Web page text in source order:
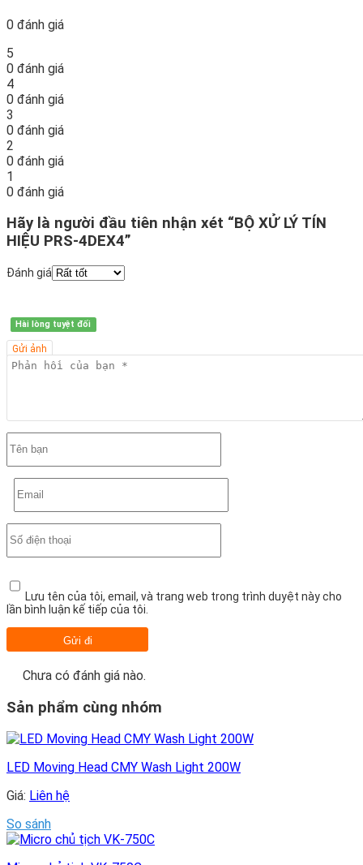
0 đánh giá
5
0 đánh giá
4
0 đánh giá
3
0 đánh giá
2
0 đánh giá
1
0 đánh giá
Hãy là người đầu tiên nhận xét “BỘ XỬ LÝ TÍN
HIỆU PRS-4DEX4”
Đánh giá
Hài lòng tuyệt đối
Gửi ảnh
Lưu tên của tôi, email, và trang web trong trình duyệt này cho
lần bình luận kế tiếp của tôi.
Chưa có đánh giá nào.
Sản phẩm cùng nhóm
LED Moving Head CMY Wash Light 200W
Giá: Liên hệ
So sánh